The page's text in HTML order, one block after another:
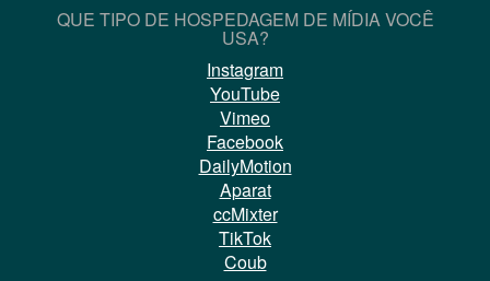
QUE TIPO DE HOSPEDAGEM DE MÍDIA VOCÊ
USA?
Instagram
YouTube
Vimeo
Facebook
DailyMotion
Aparat
ccMixter
TikTok
Coub